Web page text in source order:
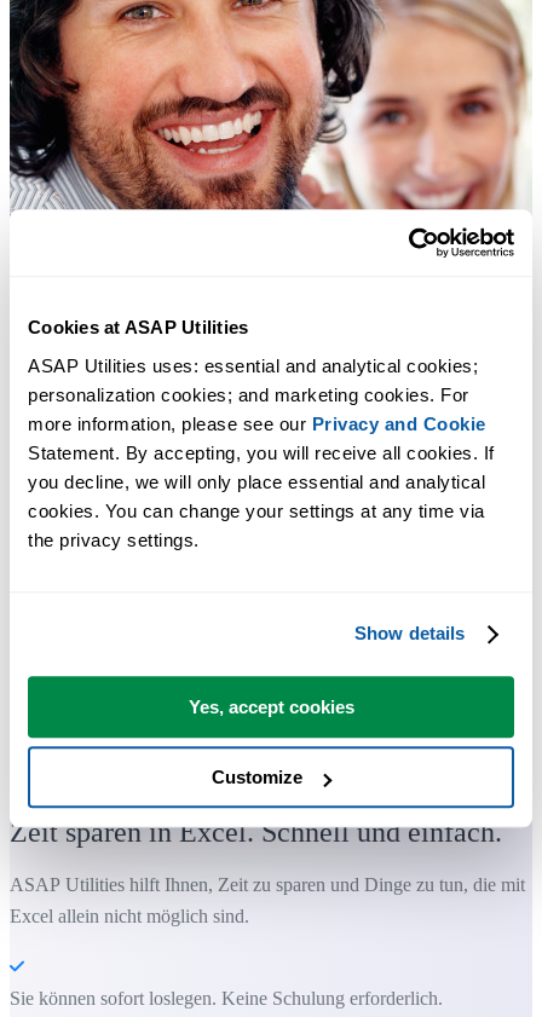
Cookies at ASAP Utilities
ASAP Utilities uses: essential and analytical cookies;
personalization cookies; and marketing cookies. For
more information, please see our Privacy and Cookie
Statement. By accepting, you will receive all cookies. If
you decline, we will only place essential and analytical
cookies. You can change your settings at any time via
the privacy settings.
Show details
Yes, accept cookies
Customize
Praktische Tools, die viele Excel-Nutzer in Excel vermissen.
Zeit sparen in Excel. Schnell und einfach.
ASAP Utilities hilft Ihnen, Zeit zu sparen und Dinge zu tun, die mit
Excel allein nicht möglich sind.
Sie können sofort loslegen. Keine Schulung erforderlich.